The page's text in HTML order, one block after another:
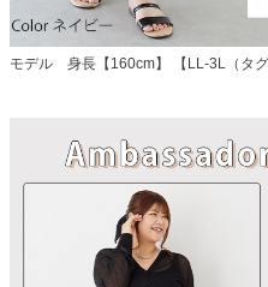
モデル 身長【160cm】 【LL-3L（タグ